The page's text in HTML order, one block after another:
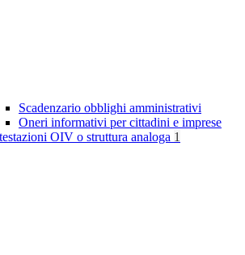
Scadenzario obblighi amministrativi
Oneri informativi per cittadini e imprese
OIV o struttura analoga 1